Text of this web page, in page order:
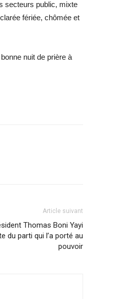
secteurs public, mixte
fériée, chômée et
nuit de prière à
Article suivant
Thomas Boni Yayi
du parti qui l’a porté au
pouvoir